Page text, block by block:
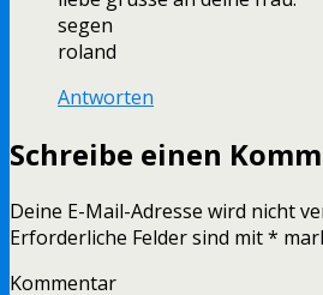
segen
roland
Antworten
Schreibe einen
Deine E-Mail-Adresse wird nicht
Erforderliche Felder sind mit*
Kommentar